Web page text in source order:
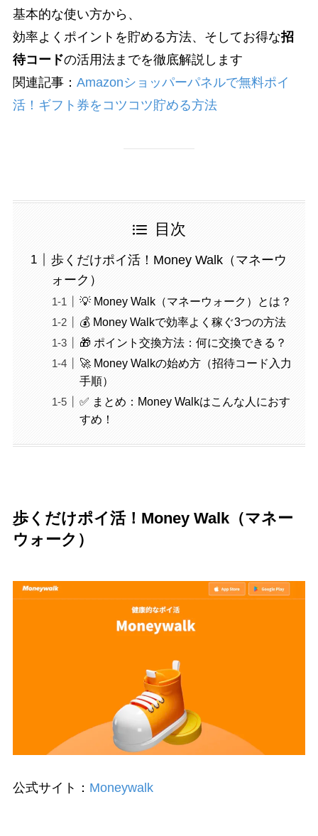
基本的な使い方から、
効率よくポイントを貯める方法、そしてお得な招
待コードの活用法までを徹底解説します
関連記事： Amazonショッパーパネルで無料ポイ
活！ギフト券をコツコツ貯める方法
目次
歩くだけポイ活！Money Walk（マネーウ
ォーク）
💡 Money Walk（マネーウォーク）とは？
💰 Money Walkで効率よく稼ぐ3つの方法
🎁 ポイント交換方法：何に交換できる？
🚀 Money Walkの始め方（招待コード入力
手順）
✅ まとめ：Money Walkはこんな人におす
すめ！
歩くだけポイ活！Money Walk（マネー
ウォーク）
公式サイト： Moneywalk